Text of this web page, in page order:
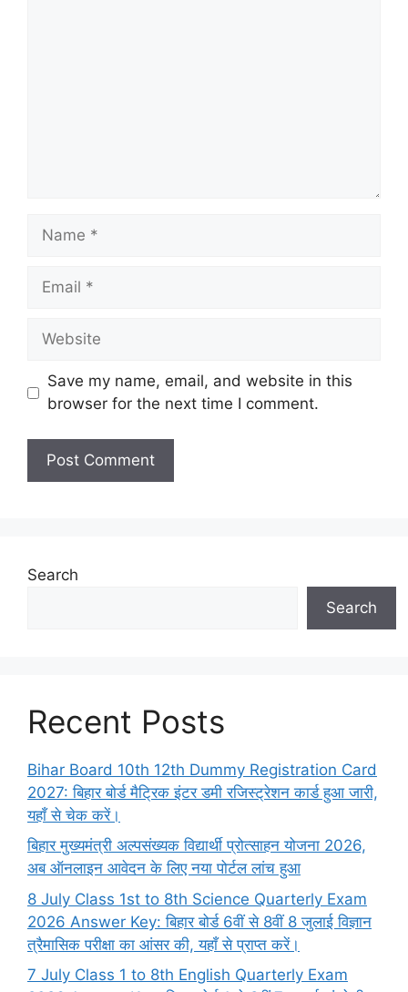
Name
Email
Website
Save my name, email, and website in this
browser for the next time I comment.
Search
Search
Recent Posts
Bihar Board 10th 12th Dummy Registration Card
2027: बिहार बोर्ड मैट्रिक इंटर डमी रजिस्ट्रेशन कार्ड हुआ जारी,
यहाँ से चेक करें।
बिहार मुख्यमंत्री अल्पसंख्यक विद्यार्थी प्रोत्साहन योजना 2026,
अब ऑनलाइन आवेदन के लिए नया पोर्टल लांच हुआ
8 July Class 1st to 8th Science Quarterly Exam
2026 Answer Key: बिहार बोर्ड 6वीं से 8वीं 8 जुलाई विज्ञान
त्रैमासिक परीक्षा का आंसर की, यहाँ से प्राप्त करें।
7 July Class 1 to 8th English Quarterly Exam